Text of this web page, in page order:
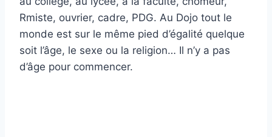
Rmiste, ouvrier, cadre, PDG. Au Dojo tout le
monde est sur le même pied d’égalité quelque
soit l’âge, le sexe ou la religion… Il n’y a pas
d’âge pour commencer.